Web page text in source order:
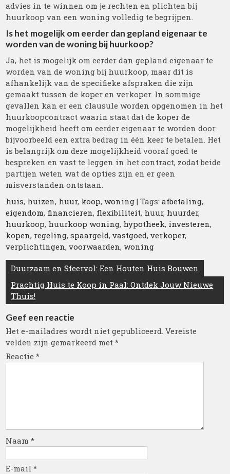
advies in te winnen om je rechten en plichten bij
huurkoop van een woning volledig te begrijpen.
Is het mogelijk om eerder dan gepland eigenaar te
worden van de woning bij huurkoop?
Ja, het is mogelijk om eerder dan gepland eigenaar te
worden van de woning bij huurkoop, maar dit is
afhankelijk van de specifieke afspraken die zijn
gemaakt tussen de koper en verkoper. In sommige
gevallen kan er een clausule worden opgenomen in het
huurkoopcontract waarin staat dat de koper de
mogelijkheid heeft om eerder eigenaar te worden door
bijvoorbeeld een extra bedrag in één keer te betalen. Het
is belangrijk om deze mogelijkheid vooraf goed te
bespreken en vast te leggen in het contract, zodat beide
partijen weten wat de opties zijn en er geen
misverstanden ontstaan.
huis, huizen, huur, koop,woning | Tags:afbetaling,
eigendom, financieren, flexibiliteit, huur, huurder,
huurkoop, huurkoop woning, hypotheek, investeren,
kopen, regeling,spaargeld,vastgoed,verkoper,
verplichtingen,voorwaarden,woning
Berichtnavigatie
Duurzaam en Sfeervol: Een Houten Huis Bouwen
Prachtig Huis te Koop in Paal: Ontdek Jouw Nieuwe
Thuis!
Geef een reactie
Het e-mailadres wordt niet gepubliceerd. Vereiste
velden zijn gemarkeerd met*
Reactie*
Naam*
E-mail*